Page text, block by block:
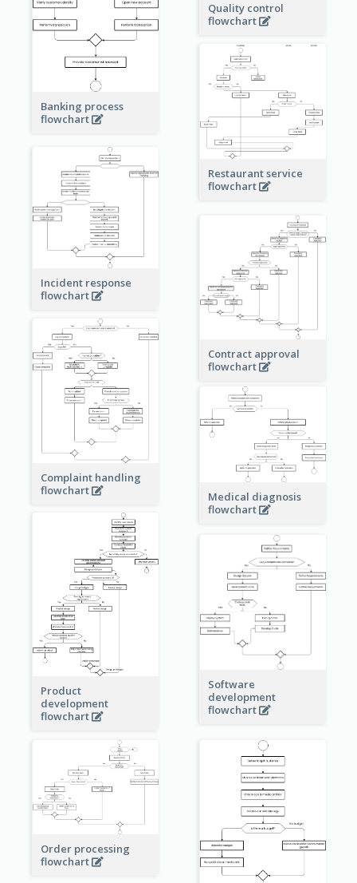
Quality control
flowchart
Banking process
flowchart
Restaurant service
flowchart
Incident response
flowchart
Contract approval
flowchart
Complaint handling
flowchart
Medical diagnosis
flowchart
Product
development
flowchart
Software
development
flowchart
Order processing
flowchart